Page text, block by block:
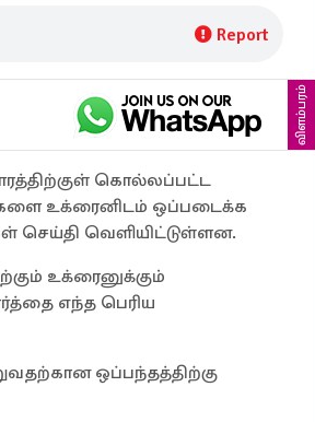
Report
விளம்பரம்
கொல்லப்பட்ட
உக்ரைனிடம் ஒப்படைக்க
செய்தி வெளியிட்டுள்ளன.
உக்ரைனுக்கும்
எந்த பெரிய
ஒப்பந்தத்திற்கு